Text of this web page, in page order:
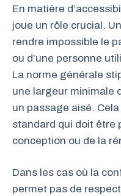
En matière
joue un rôle crucial.
rendre impossible le
ou d’une personne
La norme générale
une largeur minimale
un passage aisé.
standard qui doit être
conception ou de la
Dans les cas où la
permet pas de